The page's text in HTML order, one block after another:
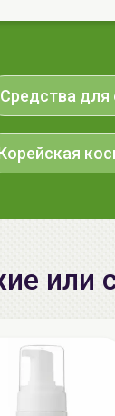
Средства
или